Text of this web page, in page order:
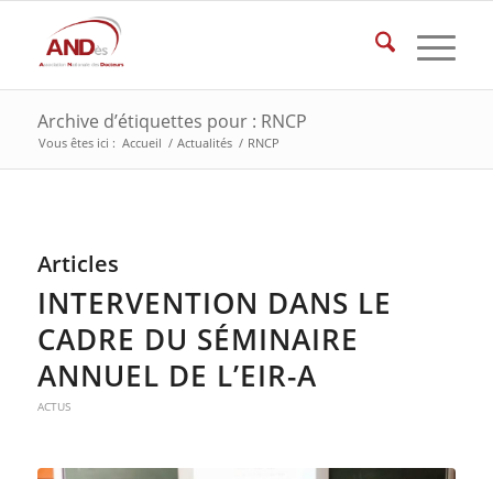
Archive d’étiquettes pour : RNCP
Vous êtes ici : Accueil / Actualités / RNCP
Articles
INTERVENTION DANS LE
CADRE DU SÉMINAIRE
ANNUEL DE L’EIR-A
ACTUS